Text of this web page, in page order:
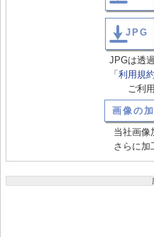
JPG
JPGは透
「 利用規約
ご利
画像の
当社画像
さらに加